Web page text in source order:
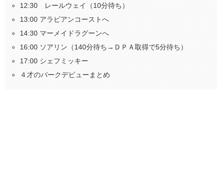
12:30 レールウェイ（10分待ち）
13:00 アラビアンコーストへ
14:30 マーメイドラグーンへ
16:00 ソアリン（140分待ち→ＤＰＡ取得で5分待ち）
17:00 シェフミッキー
４才のパークデビューまとめ